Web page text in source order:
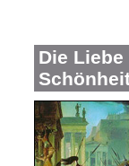
Die Liebe